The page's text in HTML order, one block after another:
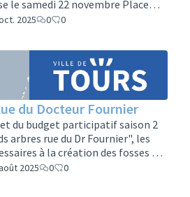
le samedi 22 novembre Place
Distribution de composteurs
de
Apportez un contenant et
votre pelle pour repartir avec votre broyat Se …
2025 0 0
du Docteur Fournier
du budget participatif saison 2
arbres rue du Dr Fournier", les
à la création des fosses de
le10 septembre 2025
2025 0 0